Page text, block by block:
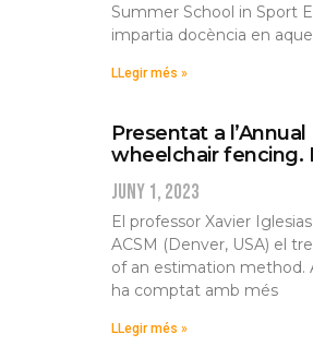
Summer School in Sport
impartia docència en
LLegir més »
Presentat a
wheelchair fencing.
juny 1, 2023
El professor Xavier
ACSM (Denver, USA) el
of an estimation method.
ha comptat amb més
LLegir més »